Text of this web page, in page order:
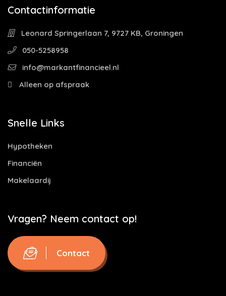
Contactinformatie
Leonard Springerlaan 7, 9727 KB, Groningen
050-5258958
info@markantfinancieel.nl
Alleen op afspraak
Snelle Links
Hypotheken
Financiën
Makelaardij
Vragen? Neem contact op!
Contact